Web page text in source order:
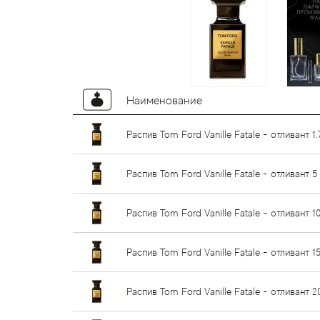
Наименование
Распив Tom Ford Vanille Fatale - отливант
Распив Tom Ford Vanille Fatale - отливант 5
Распив Tom Ford Vanille Fatale - отливант
Распив Tom Ford Vanille Fatale - отливант
Распив Tom Ford Vanille Fatale - отливант